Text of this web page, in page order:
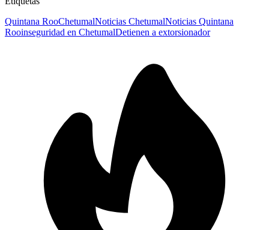
Quintana RooChetumalNoticias ChetumalNoticias Quintana
Rooinseguridad en ChetumalDetienen a extorsionador